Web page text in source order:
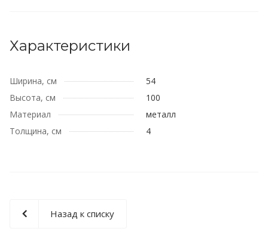
Характеристики
Ширина, см
54
Высота, см
100
Материал
металл
Толщина, см
4
Назад к списку